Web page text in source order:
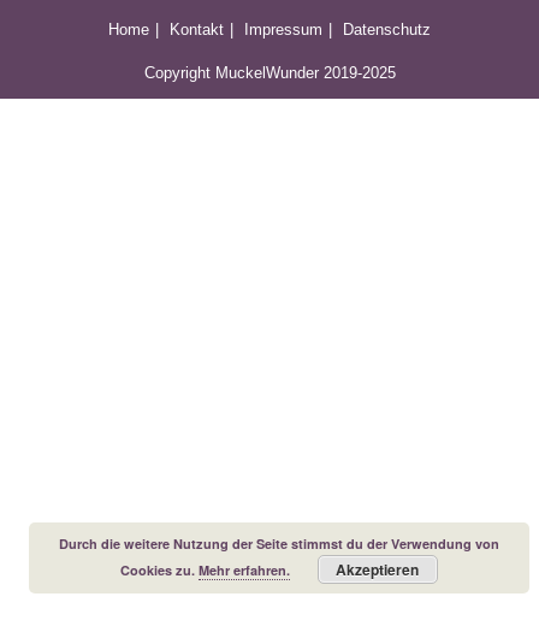
Home Kontakt Impressum Datenschutz
Copyright MuckelWunder 2019-2025
Durch die weitere Nutzung der Seite stimmst du der Verwendung von
Cookies zu. Mehr erfahren. Akzeptieren